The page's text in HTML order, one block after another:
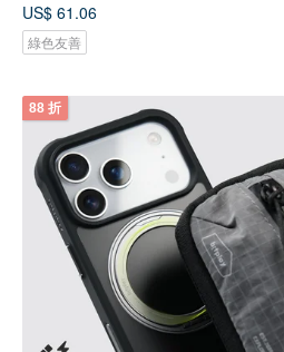
US$ 61.06
綠色友善
88 折